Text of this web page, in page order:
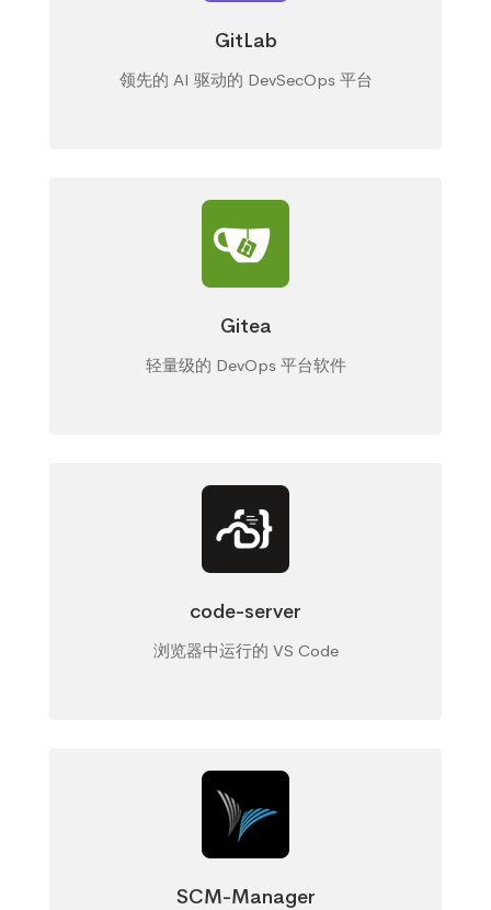
GitLab
领先的 AI 驱动的 DevSecOps 平台
Gitea
轻量级的 DevOps 平台软件
code-server
浏览器中运行的 VS Code
SCM-Manager